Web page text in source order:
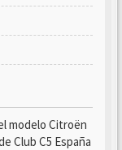
modelo Citroën
Club C5 España